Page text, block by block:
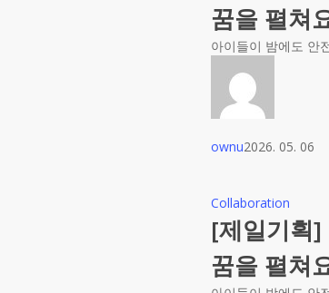
꿈을 펼쳐
아이들이 밤에도 안
ownu2026. 05. 06
Collaboration
[제일기획]
꿈을 펼쳐